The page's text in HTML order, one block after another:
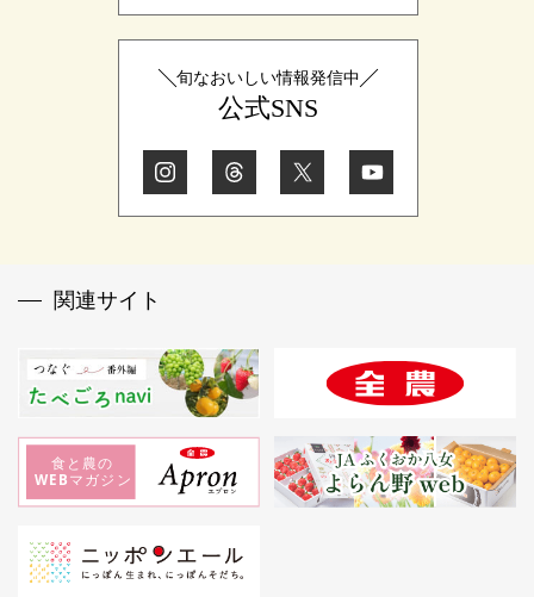
旬なおいしい情報発信中
公式SNS
関連サイト